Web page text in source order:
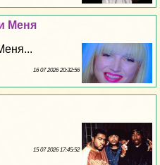
Меня
16 07 2026 20:32:56
15 07 2026 17:45:52